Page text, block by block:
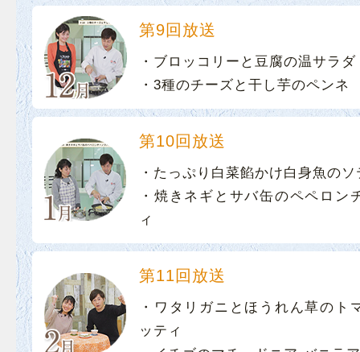
第9回放送
・ブロッコリーと豆腐の温サラダ
・3種のチーズと干し芋のペンネ
第10回放送
・たっぷり白菜餡かけ白身魚のソ
・焼きネギとサバ缶のペペロン
ィ
第11回放送
・ワタリガニとほうれん草のト
ッティ